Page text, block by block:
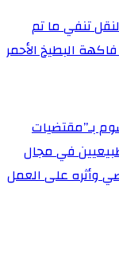
تنفي ما تم
البطيخ الأحمر
بـ”مقتضيات
في مجال
وأثره على العمل